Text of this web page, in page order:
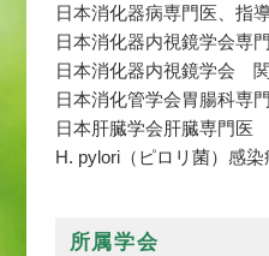
日本消化器病専門医、指
日本消化器内視鏡学会専
日本消化器内視鏡学会
日本消化管学会胃腸科専
日本肝臓学会肝臓専門医
H. pylori（ピロリ菌）感
所属学会